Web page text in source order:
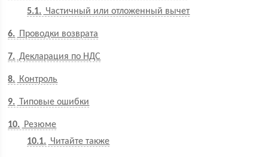
5.1
Частичный или отложенный вычет
6 Проводки возврата
7 Декларация по НДС
8 Контроль
9 Типовые ошибки
10
Резюме
10.1
Читайте также